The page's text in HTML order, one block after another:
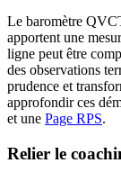
Le baromètre
apportent une
ligne peut être
des observations
prudence et
approfondir ces
et une Page RPS.
Relier le